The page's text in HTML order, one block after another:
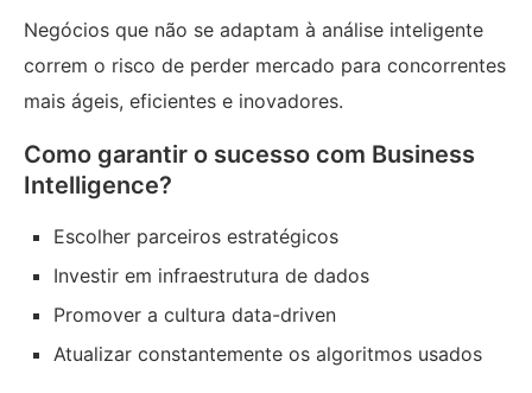
Negócios que não se adaptam à análise inteligente
correm o risco de perder mercado para concorrentes
mais ágeis, eficientes e inovadores.
Como garantir o sucesso com Business
Intelligence?
Escolher parceiros estratégicos
Investir em infraestrutura de dados
Promover a cultura data-driven
Atualizar constantemente os algoritmos usados